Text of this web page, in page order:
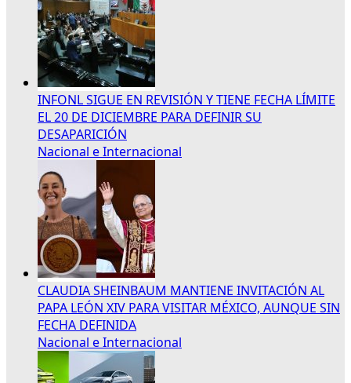
INFONL SIGUE EN REVISIÓN Y TIENE FECHA LÍMITE
EL 20 DE DICIEMBRE PARA DEFINIR SU
DESAPARICIÓN
Nacional e Internacional
CLAUDIA SHEINBAUM MANTIENE INVITACIÓN AL
PAPA LEÓN XIV PARA VISITAR MÉXICO, AUNQUE SIN
FECHA DEFINIDA
Nacional e Internacional